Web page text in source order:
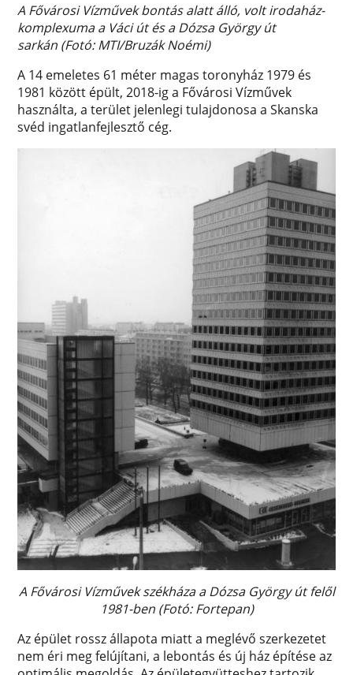
A Fővárosi Vízművek bontás alatt álló, volt irodaház-
komplexuma a Váci út és a Dózsa György út
sarkán (Fotó: MTI/Bruzák Noémi)
A 14 emeletes 61 méter magas toronyház 1979 és
1981 között épült, 2018-ig a Fővárosi Vízművek
használta, a terület jelenlegi tulajdonosa a Skanska
svéd ingatlanfejlesztő cég.
A Fővárosi Vízművek székháza a Dózsa György út felől
1981-ben (Fotó: Fortepan)
Az épület rossz állapota miatt a meglévő szerkezetet
nem éri meg felújítani, a lebontás és új ház építése az